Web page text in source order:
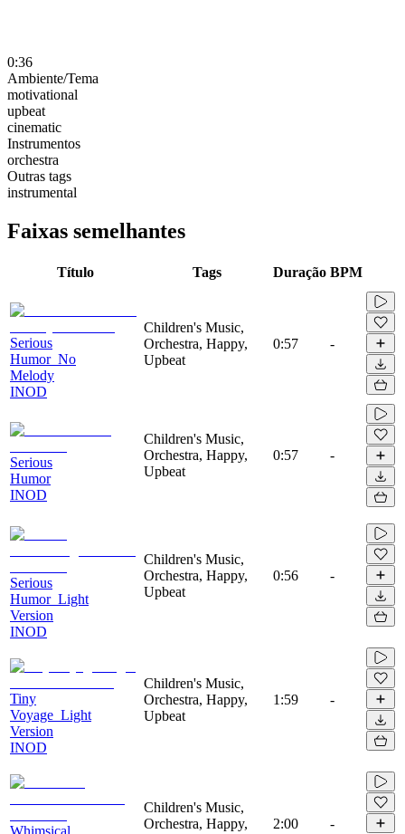
0:36
Ambiente/Tema
motivational
upbeat
cinematic
Instrumentos
orchestra
Outras tags
instrumental
Faixas semelhantes
Título Tags Duração BPM
Serious
Humor_No
Melody
INOD
Children's Music,
Orchestra, Happy,
Upbeat
0:57 -
Serious
Humor
INOD
Children's Music,
Orchestra, Happy,
Upbeat
0:57 -
Serious
Humor_Light
Version
INOD
Children's Music,
Orchestra, Happy,
Upbeat
0:56 -
Tiny
Voyage_Light
Version
INOD
Children's Music,
Orchestra, Happy,
Upbeat
1:59 -
Whimsical
Children's Music,
Orchestra, Happy,
2:00 -